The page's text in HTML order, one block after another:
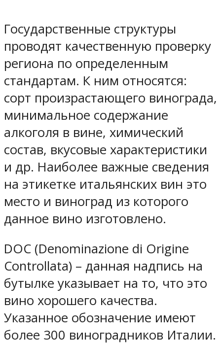
Государственные структуры
проводят качественную проверку
региона по определенным
стандартам. К ним относятся:
сорт произрастающего винограда,
минимальное содержание
алкоголя в вине, химический
состав, вкусовые характеристики
и др. Наиболее важные сведения
на этикетке итальянских вин это
место и виноград из которого
данное вино изготовлено.
DOC (Denominazione di Origine
Controllata) – данная надпись на
бутылке указывает на то, что это
вино хорошего качества.
Указанное обозначение имеют
более 300 виноградников Италии.